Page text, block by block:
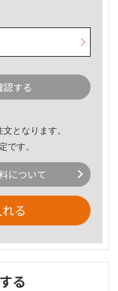
する
となります。
です。
について
る
る